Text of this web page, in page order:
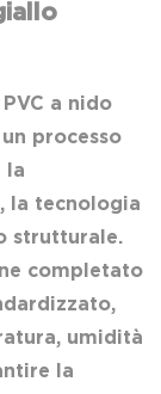
a nido
processo
la
la tecnologia
strutturale.
completato
umidità
la